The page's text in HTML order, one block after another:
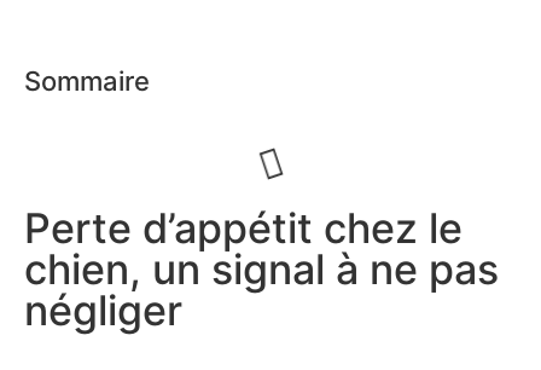
Sommaire
Perte d’appétit chez le
chien, un signal à ne pas
négliger